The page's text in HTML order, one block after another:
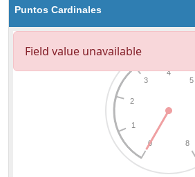
Puntos Cardinales